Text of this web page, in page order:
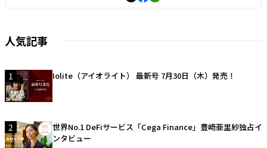
人気記事
1 Iolite（アイオライト） 最新号 7月30日（木）発売！
2
世界No.1 DeFiサービス「Cega Finance」豊崎亜里紗独占イ
ンタビュー